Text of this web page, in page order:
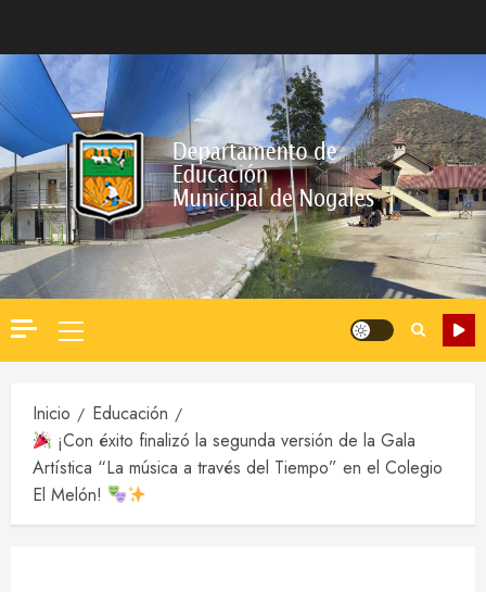
contenido
Menú
principal
Inicio
Educación
¡Con éxito finalizó la segunda versión de la Gala
Artística “La música a través del Tiempo” en el Colegio
El Melón!